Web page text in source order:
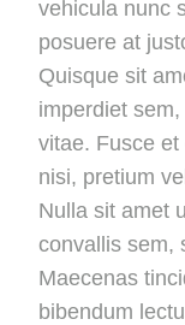
vehicula nunc
posuere at
Quisque sit
imperdiet
vitae. Fusce
nisi, pretium
Nulla sit amet
convallis sem,
Maecenas
bibendum